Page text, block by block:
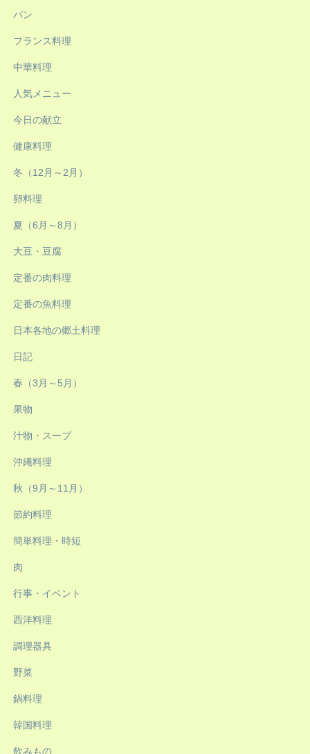
パン
フランス料理
中華料理
人気メニュー
今日の献立
健康料理
冬（12月～2月）
卵料理
夏（6月～8月）
大豆・豆腐
定番の肉料理
定番の魚料理
日本各地の郷土料理
日記
春（3月～5月）
果物
汁物・スープ
沖縄料理
秋（9月～11月）
節約料理
簡単料理・時短
肉
行事・イベント
西洋料理
調理器具
野菜
鍋料理
韓国料理
飲みもの